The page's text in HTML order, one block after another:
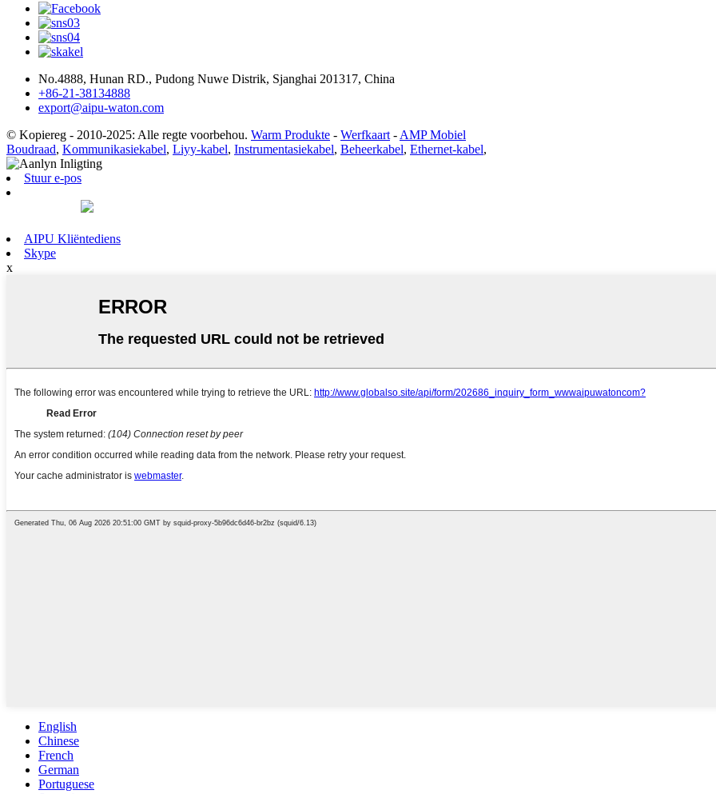
No.4888, Hunan RD., Pudong Nuwe Distrik, Sjanghai 201317, China
+86-21-38134888
export@aipu-waton.com
© Kopiereg - 2010-2025: Alle regte voorbehou. Warm Produkte - Werfkaart - AMP Mobiel
Boudraad, Kommunikasiekabel, Liyy-kabel, Instrumentasiekabel, Beheerkabel, Ethernet-kabel,
Stuur e-pos
AIPU Kliëntediens
Skype
x
English
Chinese
French
German
Portuguese